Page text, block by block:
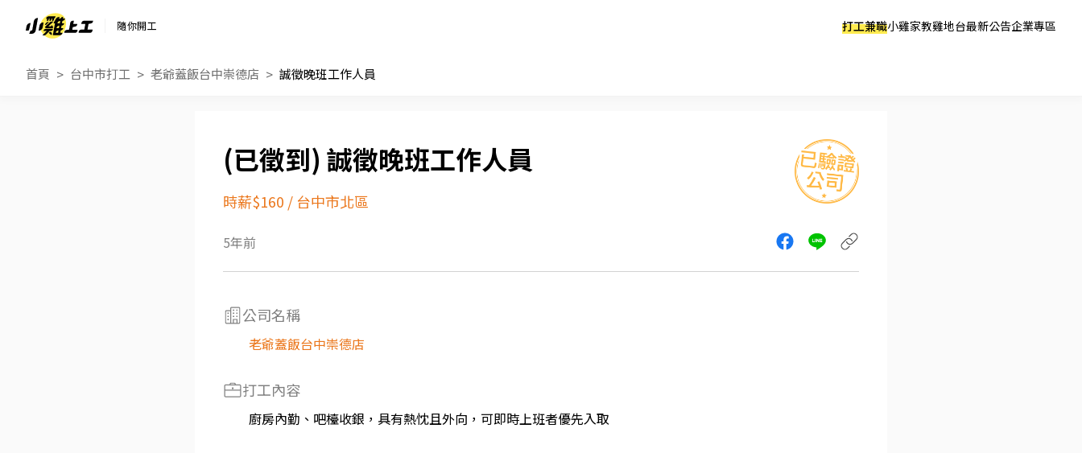
隨你開工 打工兼職小雞家教雞地台最新公告企業專區
首頁 台中市打工 老爺蓋飯台中崇德店 誠徵晚班工作人員
誠徵晚班工作人員
時薪$160 / 台中市北區
5年前
公司名稱
老爺蓋飯台中崇德店
打工內容
廚房內勤、吧檯收銀，具有熱忱且外向，可即時上班者優先入取